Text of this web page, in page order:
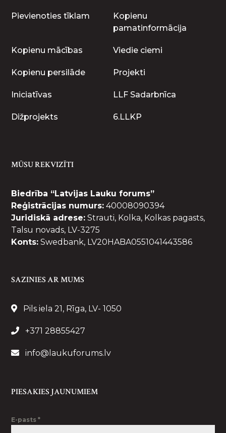
Pievienoties tīklam
Kopienu
pamatinformācija
Kopienu mācības Viedie ciemi
Kopienu persilāde Projekti
Iniciatīvas LLF Sadarbnīca
Dižprojekts 6.LLKP
MŪSU REKVIZĪTI
Biedrība “Latvijas Lauku forums”
Reģistrācijas numurs: 40008090394
Juridiskā adrese: Strauti, Kolka, Kolkas pagasts,
Talsu novads, LV-3275
Konts: Swedbank, LV20HABA0551041443586
SAZINIES AR MUMS
Pils iela 21, Rīga, LV- 1050
+371 28855427
info@laukuforums.lv
PIESAKIES JAUNUMIEM
E-pasts*